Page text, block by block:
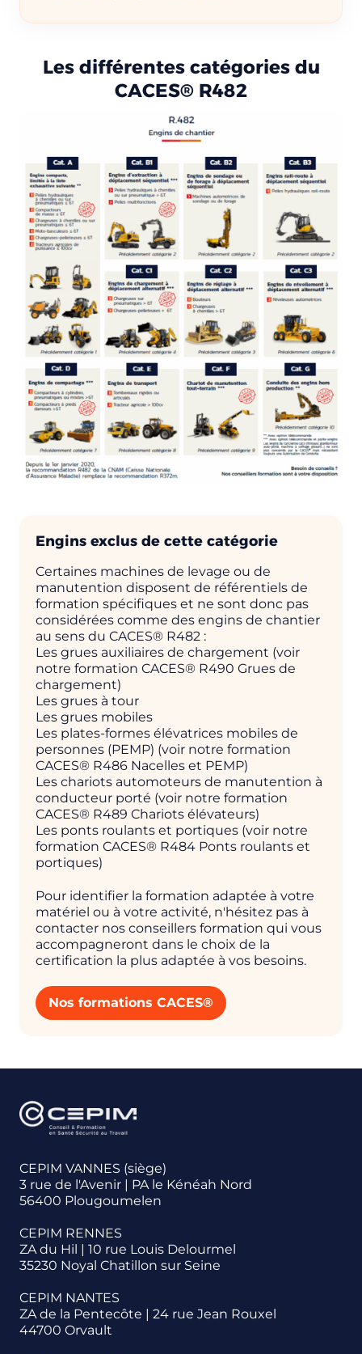
Les différentes catégories du
CACES® R482
Engins exclus de cette catégorie
Certaines machines de levage ou de
manutention disposent de référentiels de
formation spécifiques et ne sont donc pas
considérées comme des engins de chantier
au sens du CACES® R482 :
Les grues auxiliaires de chargement (voir
notre formation CACES® R490 Grues de
chargement)
Les grues à tour
Les grues mobiles
Les plates-formes élévatrices mobiles de
personnes (PEMP) (voir notre formation
CACES® R486 Nacelles et PEMP)
Les chariots automoteurs de manutention à
conducteur porté (voir notre formation
CACES® R489 Chariots élévateurs)
Les ponts roulants et portiques (voir notre
formation CACES® R484 Ponts roulants et
portiques)
Pour identifier la formation adaptée à votre
matériel ou à votre activité, n'hésitez pas à
contacter nos conseillers formation qui vous
accompagneront dans le choix de la
certification la plus adaptée à vos besoins.
Nos formations CACES®
CEPIM VANNES (siège)
3 rue de l'Avenir | PA le Kénéah Nord
56400 Plougoumelen
CEPIM RENNES
ZA du Hil | 10 rue Louis Delourmel
35230 Noyal Chatillon sur Seine
CEPIM NANTES
ZA de la Pentecôte | 24 rue Jean Rouxel
44700 Orvault